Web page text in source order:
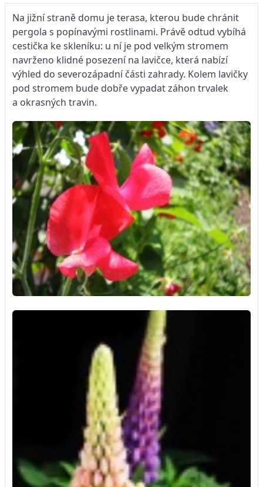
Na jižní straně domu je terasa, kterou bude chránit
pergola s popínavými rostlinami. Právě odtud vybíhá
cestička ke skleníku: u ní je pod velkým stromem
navrženo klidné posezení na lavičce, která nabízí
výhled do severozápadní části zahrady. Kolem lavičky
pod stromem bude dobře vypadat záhon trvalek
a okrasných travin.